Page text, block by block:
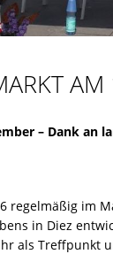
– Dank an
regelmäßig im
in Diez
als Treffpunkt